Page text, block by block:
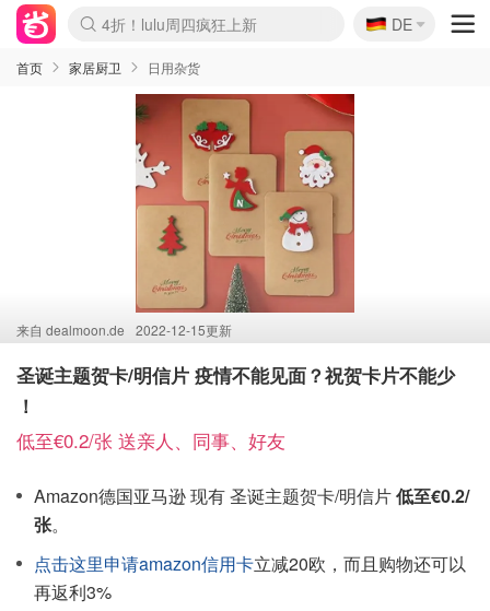
Boticinal 夏促开抢！
4折！lulu周四疯狂上新
还没结束！&OtherStories大促
Joybuy变相75折 随时失效
速领！Stanley独家85折
疑似霸哥！Camper额外叠85折
Zalando 奥莱闪促！每日更新
Moncler反季囤！5折起+叠9折
Coach Brooklyn仅€192
🇩🇪
DE
首页 家居厨卫 日用杂货
来自 dealmoon.de 2022-12-15更新
圣诞主题贺卡/明信片 疫情不能见面？祝贺卡片不能少
！
低至€0.2/张 送亲人、同事、好友
Amazon德国亚马逊 现有 圣诞主题贺卡/明信片低至€0.2/
张。
点击这里申请amazon信用卡立减20欧，而且购物还可以
再返利3%